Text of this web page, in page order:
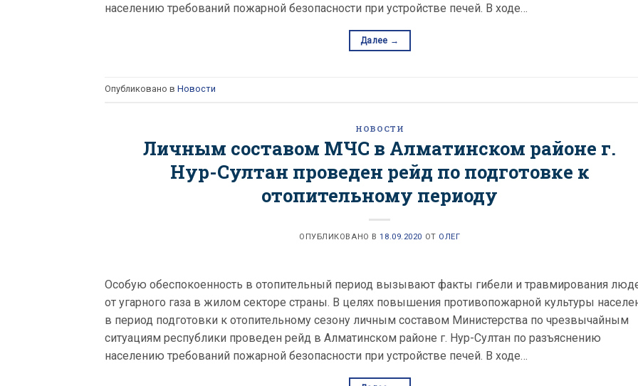
населению требований пожарной безопасности при устройстве печей. В ходе…
Далее →
Опубликовано в Новости
НОВОСТИ
Личным составом МЧС в Алматинском районе г.
Нур-Султан проведен рейд по подготовке к
отопительному периоду
ОПУБЛИКОВАНО В18.09.2020 ОТ ОЛЕГ
Особую обеспокоенность в отопительный период вызывают факты гибели и травмирования
от угарного газа в жилом секторе страны. В целях повышения противопожарной культуры
в период подготовки к отопительному сезону личным составом Министерства по чрезвычайным
ситуациям республики проведен рейд в Алматинском районе г. Нур-Султан по разъяснению
населению требований пожарной безопасности при устройстве печей. В ходе…